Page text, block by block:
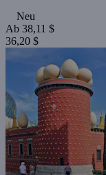
Neu
Ab 38,11 $
36,20 $